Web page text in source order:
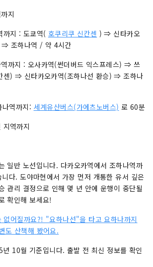
지
지 : 도쿄역( 호쿠리쿠 신칸센 ) ⇒ 신타카오
⇒ 조하나역 / 약 4시간
까지 : 오사카역(썬더버드 익스프레스) ⇒ 쓰
센) ⇒ 신타카오카역(조하나선 환승) ⇒ 조하나
역까지: 세계유산버스(가에츠노버스) 로 60분
역까지
일반 노선입니다. 다카오카역에서 조하나역까
다. 도야마현에서 가장 먼저 개통한 유서 깊은
관리 결정으로 인해 몇 년 안에 운행이 중단될
확인해 보세요!
없어질까요?! "요하나선"을 타고 요하나까지
도 산책해 봤어요.
10월 기준입니다. 출발 전 최신 정보를 확인